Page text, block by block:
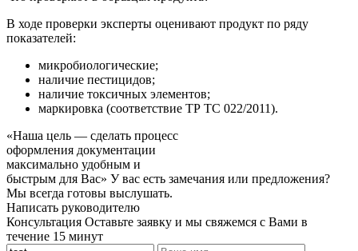
В ходе проверки эксперты оценивают продукт по ряду
показателей:
микробиологические;
наличие пестицидов;
наличие токсичных элементов;
маркировка (соответствие ТР ТС 022/2011).
«Наша цель — сделать процесс
оформления документации
максимально удобным и
быстрым для Вас» У вас есть замечания или предложения?
Мы всегда готовы выслушать.
Написать руководителю
Консультация Оставьте заявку и мы свяжемся с Вами в
течение 15 минут